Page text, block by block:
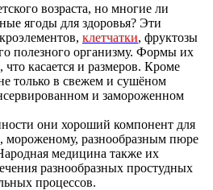
возраста, но многие ли
ягоды для здоровья? Эти
клетчатки, фруктозы
полезного организму. Формы их
касается и размеров. Кроме
только в свежем и сушёном
и замороженном
они хороший компонент для
мороженому, разнообразным пюре
медицина также их
разнообразных простудных
процессов.